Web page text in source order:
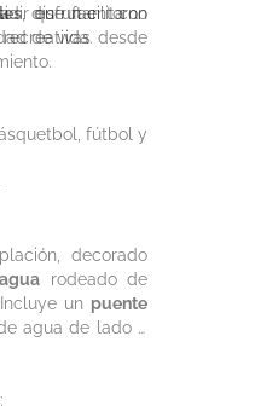
disfrutar con
en un entorno
de vida.
, que facilita el
desde
fútbol y
decorado
rodeado de
un puente
agua de lado a